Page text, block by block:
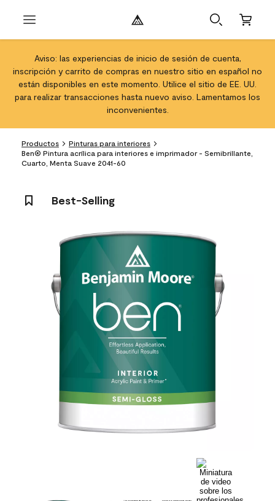
Aviso: las experiencias de inicio de sesión de cuenta,
inscripción y carrito de compras en nuestro sitio en español no
están disponibles en este momento. Utilice el sitio de EE. UU.
para realizar transacciones hasta nuevo aviso. Lamentamos los
inconvenientes.
Productos
Pinturas para interiores
Ben® Pintura acrílica para interiores e imprimador - Semibrillante,
Cuarto, Menta Suave 2041-60
Best-Selling